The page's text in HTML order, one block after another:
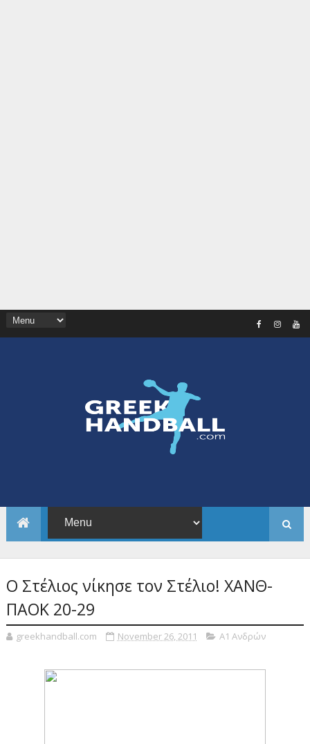
Ο Στέλιος νίκησε τον Στέλιο! ΧΑΝΘ-
ΠΑΟΚ 20-29
greekhandball.com November 26, 2011 Α1 Ανδρών